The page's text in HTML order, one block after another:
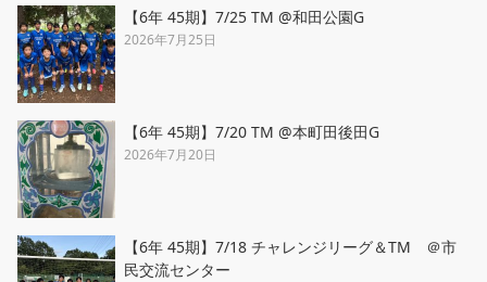
【6年 45期】7/25 TM @和田公園G
2026年7月25日
【6年 45期】7/20 TM @本町田後田G
2026年7月20日
【6年 45期】7/18 チャレンジリーグ＆TM ＠市
民交流センター